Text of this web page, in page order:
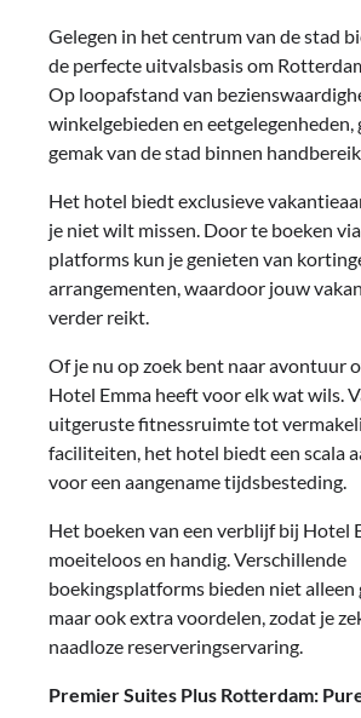
Gelegen in het centrum van de stad
de perfecte uitvalsbasis om
Op loopafstand van
winkelgebieden en eetgelegenheden,
gemak van de stad binnen
Het hotel biedt exclusieve
je niet wilt missen. Door te boeken
platforms kun je genieten van
arrangementen, waardoor jouw
verder reikt.
Of je nu op zoek bent naar avontuur
Hotel Emma heeft voor elk wat wils.
uitgeruste fitnessruimte tot
faciliteiten, het hotel biedt een scala
voor een aangename tijdsbesteding.
Het boeken van een verblijf bij Hotel
moeiteloos en handig. Verschillende
boekingsplatforms bieden niet alleen
maar ook extra voordelen, zodat je
naadloze reserveringservaring.
Premier Suites Plus Rotterdam: